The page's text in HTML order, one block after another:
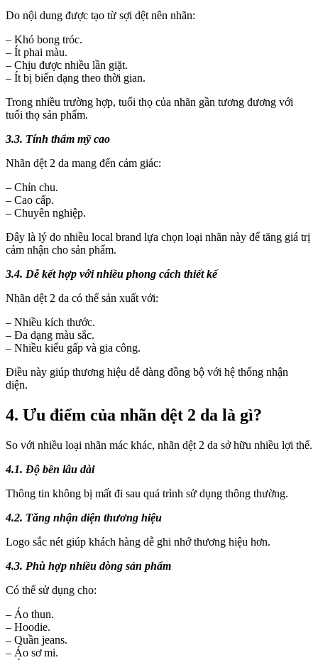
Do nội dung được tạo từ sợi dệt nên nhãn:
– Khó bong tróc.
– Ít phai màu.
– Chịu được nhiều lần giặt.
– Ít bị biến dạng theo thời gian.
Trong nhiều trường hợp, tuổi thọ của nhãn gần tương đương với
tuổi thọ sản phẩm.
3.3. Tính thẩm mỹ cao
Nhãn dệt 2 da mang đến cảm giác:
– Chỉn chu.
– Cao cấp.
– Chuyên nghiệp.
Đây là lý do nhiều local brand lựa chọn loại nhãn này để tăng giá trị
cảm nhận cho sản phẩm.
3.4. Dễ kết hợp với nhiều phong cách thiết kế
Nhãn dệt 2 da có thể sản xuất với:
– Nhiều kích thước.
– Đa dạng màu sắc.
– Nhiều kiểu gấp và gia công.
Điều này giúp thương hiệu dễ dàng đồng bộ với hệ thống nhận
diện.
4. Ưu điểm của nhãn dệt 2 da là gì?
So với nhiều loại nhãn mác khác, nhãn dệt 2 da sở hữu nhiều lợi thế.
4.1. Độ bền lâu dài
Thông tin không bị mất đi sau quá trình sử dụng thông thường.
4.2. Tăng nhận diện thương hiệu
Logo sắc nét giúp khách hàng dễ ghi nhớ thương hiệu hơn.
4.3. Phù hợp nhiều dòng sản phẩm
Có thể sử dụng cho:
– Áo thun.
– Hoodie.
– Quần jeans.
– Áo sơ mi.